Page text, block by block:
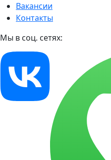
Вакансии
Контакты
Мы в соц. сетях: